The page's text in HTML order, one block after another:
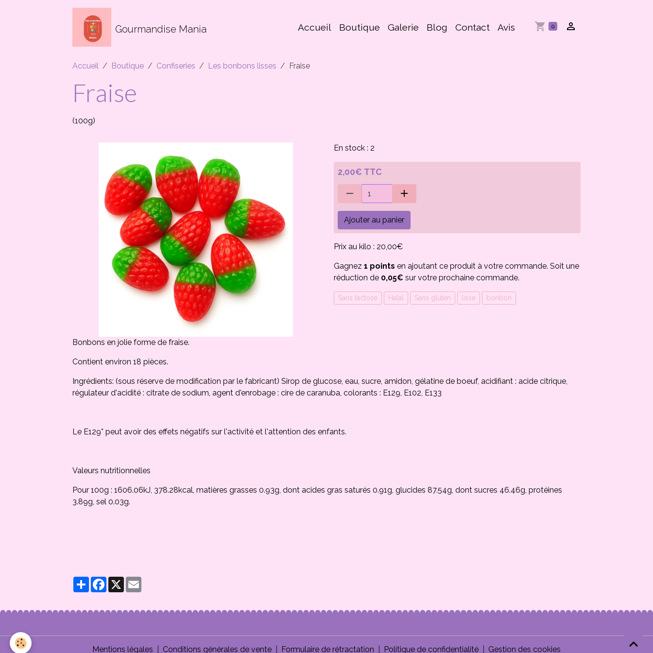
Gourmandise Mania Accueil Boutique Galerie Blog Contact Avis 0
Accueil Boutique Confiseries Les bonbons lisses Fraise
Fraise
(100g)
En stock : 2
2,00€ TTC
Ajouter au panier
Prix au kilo : 20,00€
Gagnez 1 points en ajoutant ce produit à votre commande. Soit une
réduction de 0,05€ sur votre prochaine commande.
Sans lactose Halal Sans gluten lisse bonbon
Bonbons en jolie forme de fraise.
Contient environ 18 pièces.
Ingrédients: (sous réserve de modification par le fabricant) Sirop de glucose, eau, sucre, amidon, gélatine de boeuf, acidifiant : acide citrique,
régulateur d'acidité : citrate de sodium, agent d'enrobage : cire de caranuba, colorants : E129, E102, E133
Le E129* peut avoir des effets négatifs sur l'activité et l'attention des enfants.
Valeurs nutritionnelles
Pour 100g : 1606.06kJ, 378.28kcal, matières grasses 0.93g, dont acides gras saturés 0.91g, glucides 87.54g, dont sucres 46.46g, protéines
3.89g, sel 0.03g.
PartagerFacebook
X
Mentions légales Conditions générales de vente Formulaire de rétractation Politique de confidentialité Gestion des cookies